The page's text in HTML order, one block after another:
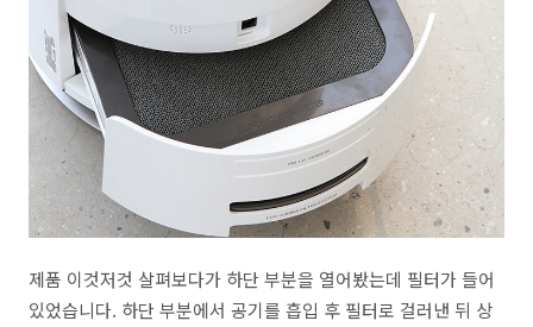
제품 이것저것 살펴보다가 하단 부분을 열어봤는데 필터가 들어
있었습니다. 하단 부분에서 공기를 흡입 후 필터로 걸러낸 뒤 상